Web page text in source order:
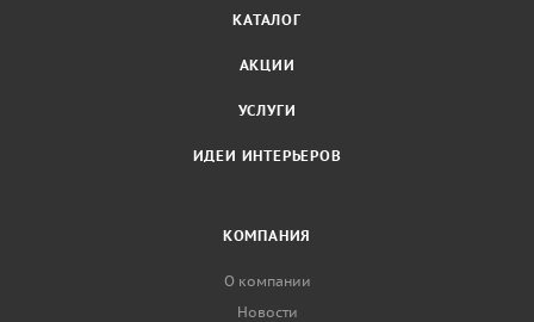
КАТАЛОГ
АКЦИИ
УСЛУГИ
ИДЕИ ИНТЕРЬЕРОВ
КОМПАНИЯ
О компании
Новости